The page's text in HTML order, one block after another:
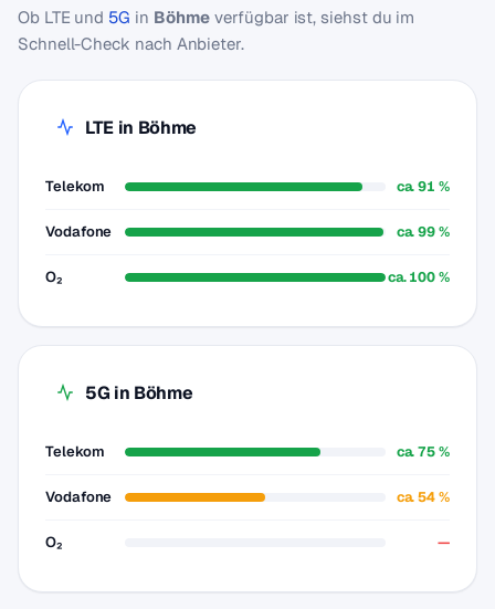
Ob LTE und 5G in Böhme verfügbar ist, siehst du im
Schnell-Check nach Anbieter.
LTE in Böhme
Telekom ca. 91 %
Vodafone ca. 99 %
O₂ ca. 100 %
5G in Böhme
Telekom ca. 75 %
Vodafone ca. 54 %
O₂ —